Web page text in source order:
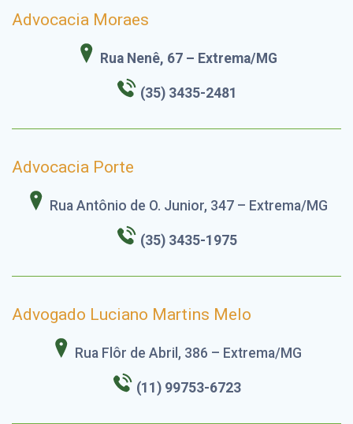
Advocacia Moraes
Rua Nenê, 67 – Extrema/MG
(35) 3435-2481
Advocacia Porte
Rua Antônio de O. Junior, 347 – Extrema/MG
(35) 3435-1975
Advogado Luciano Martins Melo
Rua Flôr de Abril, 386 – Extrema/MG
(11) 99753-6723